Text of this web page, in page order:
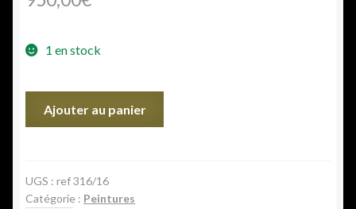
1 en stock
cuivre
-
Ajouter au panier
UGS : ref 316/16
Catégorie : Peintures